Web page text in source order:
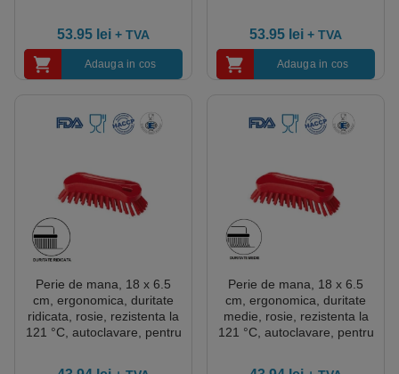
53.95 lei + TVA
Adauga in cos
53.95 lei + TVA
Adauga in cos
Perie de mana, 18 x 6.5
cm, ergonomica, duritate
ridicata, rosie, rezistenta la
121 °C, autoclavare, pentru
Perie de mana, 18 x 6.5
cm, ergonomica, duritate
medie, rosie, rezistenta la
121 °C, autoclavare, pentru